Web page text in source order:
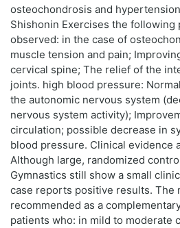
osteochondrosis and
Shishonin Exercises the following
observed: in the case of
muscle tension and pain;
cervical spine; The relief of the
joints. high blood pressure:
the autonomic nervous system
nervous system activity);
circulation; possible decrease in
blood pressure. Clinical evidence
Although large, randomized
Gymnastics still show a small
case reports positive results. The
recommended as a
patients who: in mild to moderate